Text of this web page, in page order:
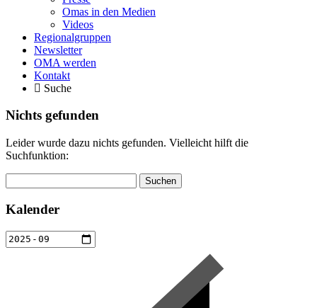
Omas in den Medien
Videos
Regionalgruppen
Newsletter
OMA werden
Kontakt
Suche
Nichts gefunden
Leider wurde dazu nichts gefunden. Vielleicht hilft die
Suchfunktion:
nach:
Kalender